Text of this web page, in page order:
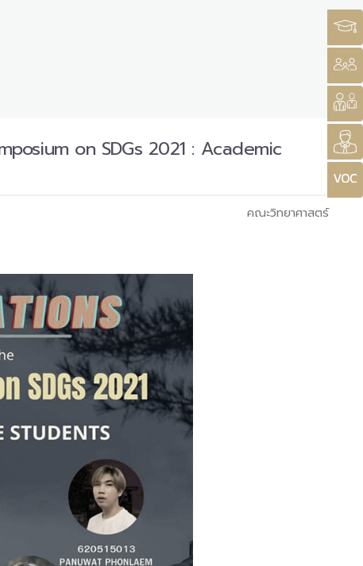
on SDGs 2021 : Academic
คณะวิทยาศาสตร์